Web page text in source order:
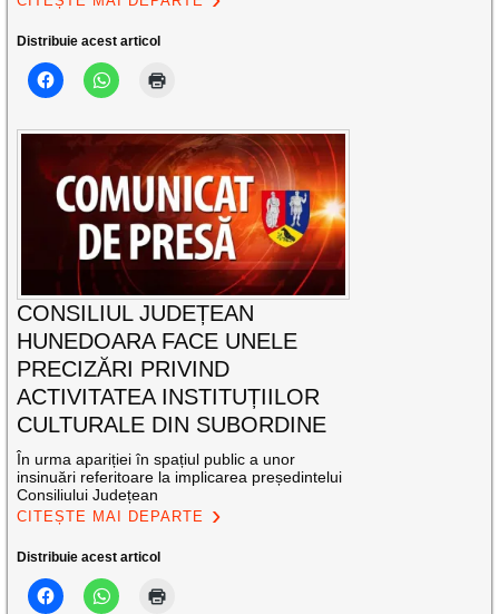
Distribuie acest articol
CONSILIUL JUDEȚEAN
HUNEDOARA FACE UNELE
PRECIZĂRI PRIVIND
ACTIVITATEA INSTITUȚIILOR
CULTURALE DIN SUBORDINE
În urma apariției în spațiul public a unor
insinuări referitoare la implicarea președintelui
Consiliului Județean
CITEȘTE MAI DEPARTE
Distribuie acest articol